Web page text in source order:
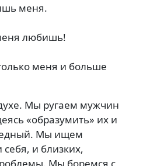
меня.
любишь!
меня и больше
Мы ругаем мужчин
«образумить» их и
Мы ищем
себя, и близких,